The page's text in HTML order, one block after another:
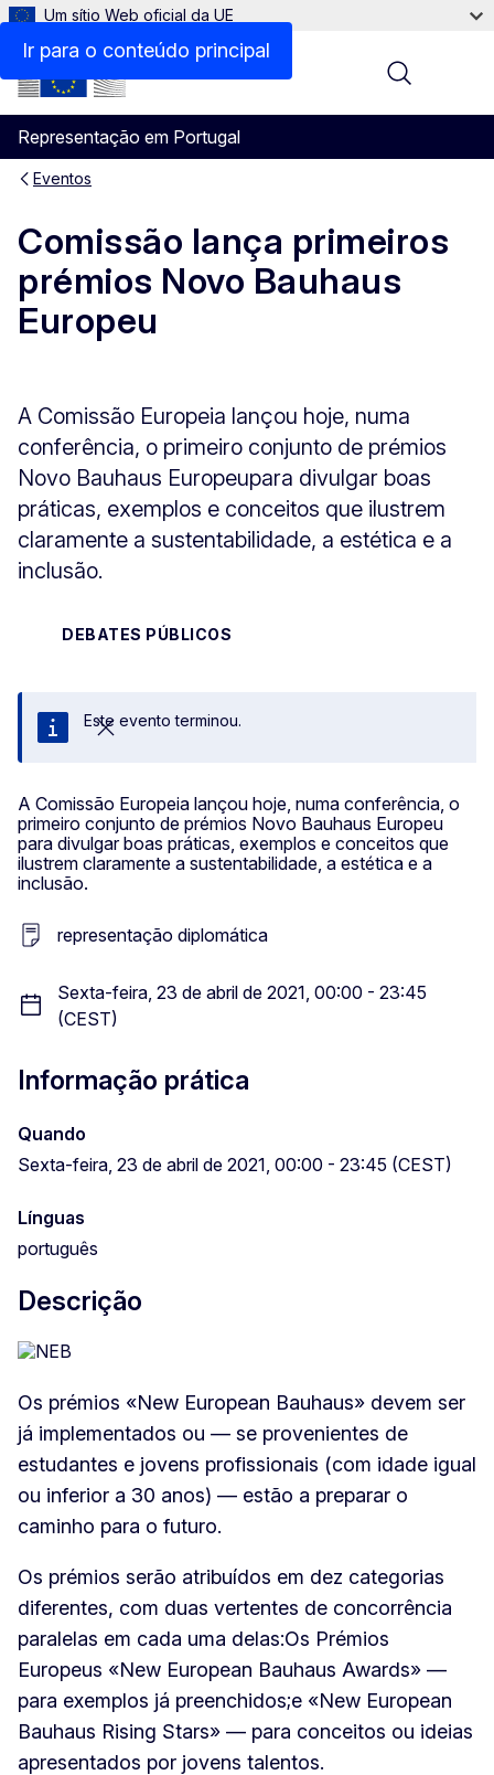
Ir para o conteúdo principal
Um sítio Web oficial da UE
Representação em Portugal
Menu
Eventos
Comissão lança primeiros
prémios Novo Bauhaus
Europeu
A Comissão Europeia lançou hoje, numa
conferência, o primeiro conjunto de prémios
Novo Bauhaus Europeupara divulgar boas
práticas, exemplos e conceitos que ilustrem
claramente a sustentabilidade, a estética e a
inclusão.
DEBATES PÚBLICOS
Fechar
Este evento terminou.
A Comissão Europeia lançou hoje, numa conferência, o
primeiro conjunto de prémios Novo Bauhaus Europeu
para divulgar boas práticas, exemplos e conceitos que
ilustrem claramente a sustentabilidade, a estética e a
inclusão.
representação diplomática
Sexta-feira, 23 de abril de 2021, 00:00 - 23:45
(CEST)
Informação prática
Quando
Sexta-feira, 23 de abril de 2021, 00:00 - 23:45 (CEST)
Línguas
português
Descrição
Os prémios «New European Bauhaus» devem ser
já implementados ou — se provenientes de
estudantes e jovens profissionais (com idade igual
ou inferior a 30 anos) — estão a preparar o
caminho para o futuro.
Os prémios serão atribuídos em dez categorias
diferentes, com duas vertentes de concorrência
paralelas em cada uma delas:Os Prémios
Europeus «New European Bauhaus Awards» —
para exemplos já preenchidos;e «New European
Bauhaus Rising Stars» — para conceitos ou ideias
apresentados por jovens talentos.